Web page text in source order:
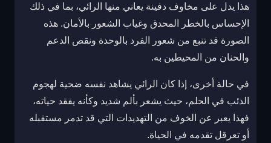
هذا يدل على مخاوف دفينة يعاني منها الرائي، بما في ذلك
الإحساس بالخطر المحدق وغياب الشعور بالأمان. هذه
الصورة قد تنبع من شعور الفرد بالوحدة ونقص الدعم
والحنان من المحيطين به.
في حالة أخرى، إذا كان الرائي يشاهد نفسه ضحية لهجوم
الذئب في الحلم، حيث يشعر بألم شديد وكأنه يفقد حياته،
فهذا يعبر عن الخوف من التهديدات التي قد تدمر مستقبله
أو تعرقل تقدمه في الحياة.